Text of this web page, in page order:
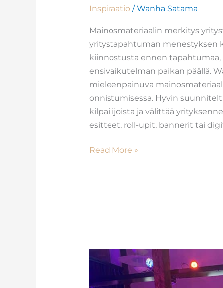
Inspiraatio/Wanha Satama
Mainosmateriaalin merkitys
yritystapahtuman menestyksen
kiinnostusta ennen
ensivaikutelman paikan päällä.
mieleenpainuva
onnistumisessa. Hyvin
kilpailijoista ja välittää
esitteet, roll-upit, bannerit tai
Read More »
Kesäjuhlat:
Ideoita